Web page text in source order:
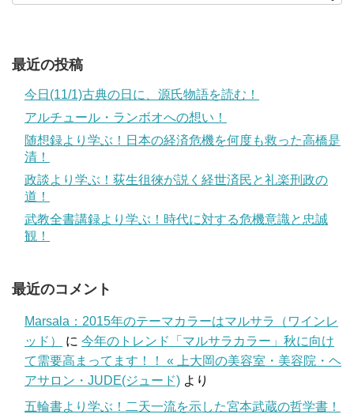
最近の投稿
今日(11/1)古典の日に、源氏物語を読む！
アルチュール・ランボオへの想い！
随想録より学ぶ！日本の経済危機を何度も救った高橋是
清！
政談より学ぶ！荻生徂徠が説く経世済民と礼楽刑政の
道！
武教全書講録より学ぶ！時代に対する危機意識と忠誠
観！
最近のコメント
Marsala：2015年のテーマカラーはマルサラ（ワインレ
ッド）
に 今年のトレンド「マルサラカラー」秋に向け
て需要高まってます！！ « 上大岡の美容室・美容院・ヘ
アサロン・JUDE(ジュード) より
五輪書より学ぶ！二天一流を示した宮本武蔵の哲学書！